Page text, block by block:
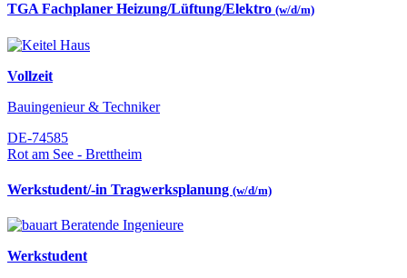
TGA Fachplaner Heizung/Lüftung/Elektro (w/d/m)
Vollzeit
Bauingenieur & Techniker
DE-74585
Rot am See - Brettheim
Werkstudent/-in Tragwerksplanung (w/d/m)
Werkstudent